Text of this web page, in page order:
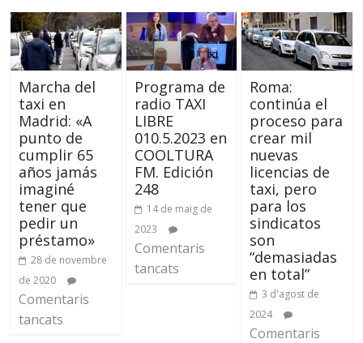
Marcha del
taxi en
Madrid: «A
punto de
cumplir 65
años jamás
imaginé
tener que
pedir un
préstamo»
28 de novembre
de 2020
Comentaris
tancats
Programa de
radio TAXI
LIBRE
010.5.2023 en
COOLTURA
FM. Edición
248
14 de maig de
2023
Comentaris
tancats
Roma:
continúa el
proceso para
crear mil
nuevas
licencias de
taxi, pero
para los
sindicatos
son
“demasiadas
en total”
3 d'agost de
2024
Comentaris